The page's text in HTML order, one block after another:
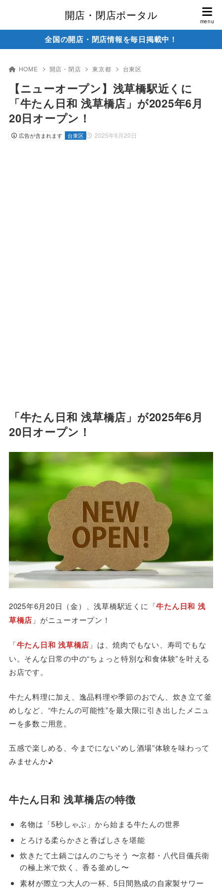
開店・閉店ポータル
全国の開店・閉店情報を毎日掲載中！
HOME 開店・閉店 東京都 台東区
【ニューオープン】浅草橋駅近くに
「牛たん日和 浅草橋店」が2025年6月
20日オープン！
広告が含まれます 台東区 2025年6月20日
「牛たん日和 浅草橋店」が2025年6月
20日オープン！
2025年6月20日（金）、浅草橋駅近くに「牛たん日和 浅
草橋店 」がニューオープン！
「牛たん日和 浅草橋店 」は、焼肉でもない、寿司でもな
い。そんな日常の中の“ちょっと特別な和食体験”を叶える
お店です。
牛たん料理に加え、逸品料理や季節のおでん、炊き立て釜
めしなど、“牛たんの可能性”を最大限に引き出したメニュ
ーを多数ご用意。
五感で楽しめる、今までにない“めし酒場”体験を味わって
みませんか♪
牛たん日和 浅草橋店の特徴
名物は「5秒しゃぶ」から始まる牛たんの世界
とろける柔らかさと香ばしさを堪能
炊きたて土鍋ごはんのごちそう 〜京都・八代目儀兵衛
の極上米で炊く、香る釜めし〜
素材が際立つ大人の一杯、5日間熟成の自家製サワー